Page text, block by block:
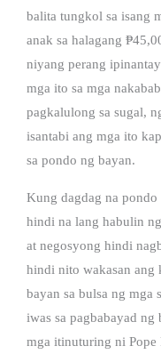
balita tungkol sa isang
anak sa halagang
niyang perang
mga ito sa mga
pagkalulong sa sugal,
isantabi ang mga ito
sa pondo ng bayan.
Kung dagdag na
hindi na lang habulin
at negosyong hindi
hindi nito wakasan ang
bayan sa bulsa ng mga
iwas sa pagbabayad
mga itinuturing ni Pope